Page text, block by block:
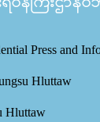
Press and
Hluttaw
Hluttaw